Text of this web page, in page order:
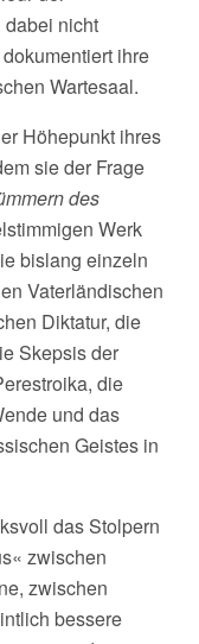
nicht
ihre
Wartesaal.
Höhepunkt ihres
sie der Frage
des
Werk
bislang einzeln
Vaterländischen
Diktatur, die
Skepsis der
die
und das
Geistes in
das Stolpern
zwischen
zwischen
bessere